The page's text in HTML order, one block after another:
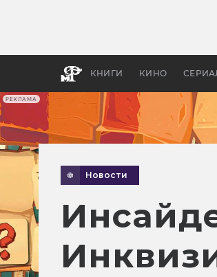
РЕКЛАМА
КНИГИ КИНО
Новости